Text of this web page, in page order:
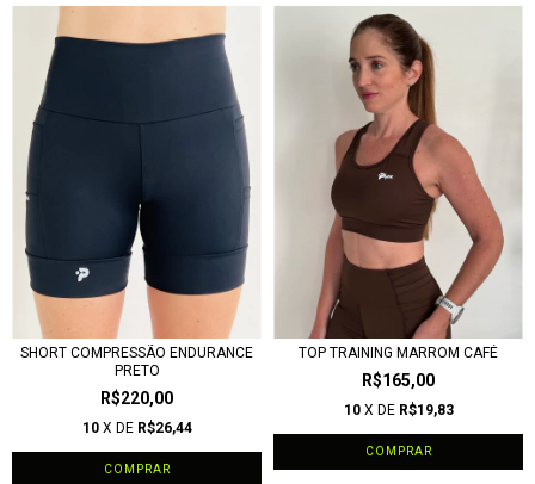
SHORT COMPRESSÃO ENDURANCE
PRETO
R$220,00
10 X DE R$26,44
COMPRAR
TOP TRAINING MARROM CAFÉ
R$165,00
10 X DE R$19,83
COMPRAR